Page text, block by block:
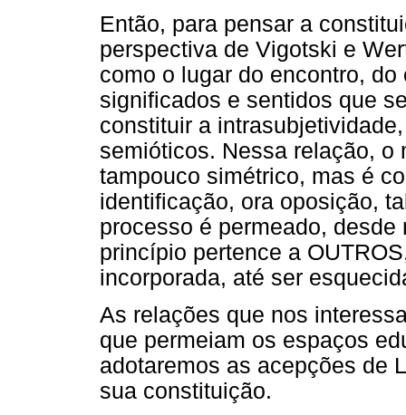
Então, para pensar a
perspectiva de Vigotski e
como o lugar do encontro,
significados e sentidos que
constituir a
semióticos. Nessa relação, o
tampouco simétrico, mas é
identificação, ora oposição,
processo é permeado,
princípio pertence a
incorporada, até ser
As relações que nos
que permeiam os espaços
adotaremos as acepções de
sua constituição.